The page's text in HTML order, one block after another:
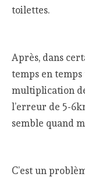
toilettes.
Après, dans
temps en
multiplication
l’erreur de 5-
semble quand
C’est un